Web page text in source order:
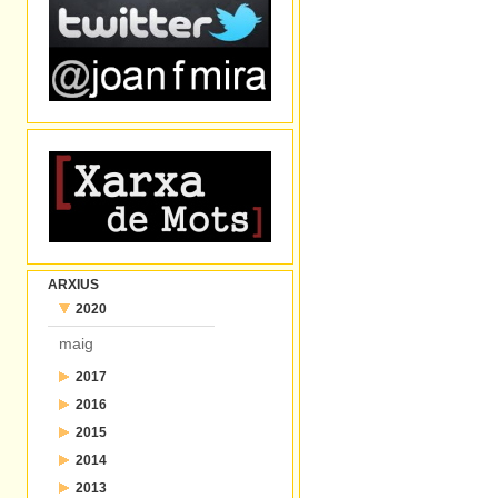
ARXIUS
2020
maig
2017
juliol2016
desembre
2015
desembre
2014
2013